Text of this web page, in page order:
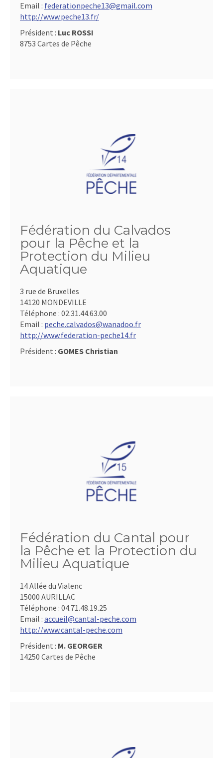
Email : federationpeche13@gmail.com
http://www.peche13.fr/
Président : Luc ROSSI
8753 Cartes de Pêche
Fédération du Calvados
pour la Pêche et la
Protection du Milieu
Aquatique
3 rue de Bruxelles
14120 MONDEVILLE
Téléphone : 02.31.44.63.00
Email : peche.calvados@wanadoo.fr
http://www.federation-peche14.fr
Président : GOMES Christian
Fédération du Cantal pour
la Pêche et la Protection du
Milieu Aquatique
14 Allée du Vialenc
15000 AURILLAC
Téléphone : 04.71.48.19.25
Email : accueil@cantal-peche.com
http://www.cantal-peche.com
Président : M. GEORGER
14250 Cartes de Pêche